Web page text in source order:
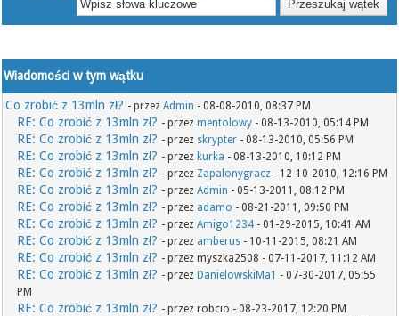
Wiadomości w tym wątku
Co zrobić z 13mln zł? - przezAdmin - 08-08-2010, 08:37 PM
RE: Co zrobić z 13mln zł? - przezmentolowy - 08-13-2010, 05:14 PM
RE: Co zrobić z 13mln zł? - przez skrypter - 08-13-2010, 05:56 PM
RE: Co zrobić z 13mln zł? - przez kurka - 08-13-2010, 10:12 PM
RE: Co zrobić z 13mln zł? - przez Zapalonygracz - 12-10-2010, 12:16 PM
RE: Co zrobić z 13mln zł? - przezAdmin - 05-13-2011, 08:12 PM
RE: Co zrobić z 13mln zł? - przez adamo - 08-21-2011, 09:50 PM
RE: Co zrobić z 13mln zł? - przezAmigo1234 - 01-29-2015, 10:41 AM
RE: Co zrobić z 13mln zł? - przez amberus - 10-11-2015, 08:21 AM
RE: Co zrobić z 13mln zł? - przez myszka2508 - 07-11-2017, 11:12 AM
RE: Co zrobić z 13mln zł? - przez DanielowskiMa1 - 07-30-2017, 05:55
PM
RE: Co zrobić z 13mln zł? - przez robcio - 08-23-2017, 12:20 PM